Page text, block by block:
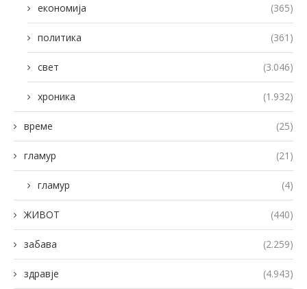
економија (365)
политика (361)
свет (3.046)
хроника (1.932)
време (25)
гламур (21)
гламур (4)
ЖИВОТ (440)
забава (2.259)
здравје (4.943)